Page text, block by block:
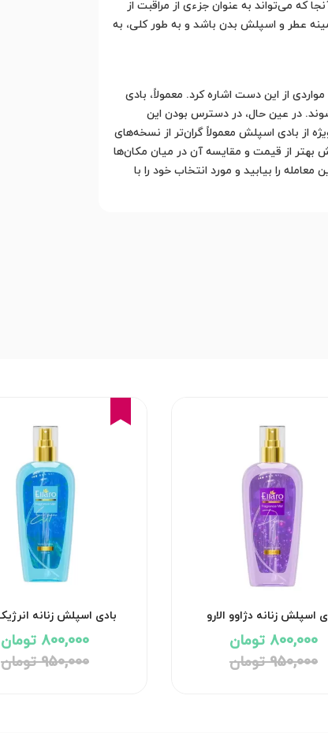
که می‌تواند به عنوان جزءی از مراقبت از
عطر و اسپلش بدن باشد و به طور کلی، به
از این دست اشاره کرد. معمولاً، بادی
در عین حال، در دسترس بودن این
از بادی اسپلش معمولاً گران‌تر از نسخه‌های
بهتر از قیمت و مقایسه آن در میان مکان‌ها
را بیابید و مورد انتخاب خود را با
اسپلش زنانه دژاوو الارو
800,000 تومان
950,000 تومان
بادی اسپلش زنانه
800,000 تومان
950,000 تومان